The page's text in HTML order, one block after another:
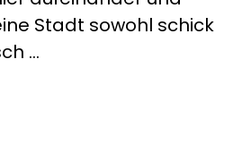
Viel
Metall
und
Stadt sowohl schick
…